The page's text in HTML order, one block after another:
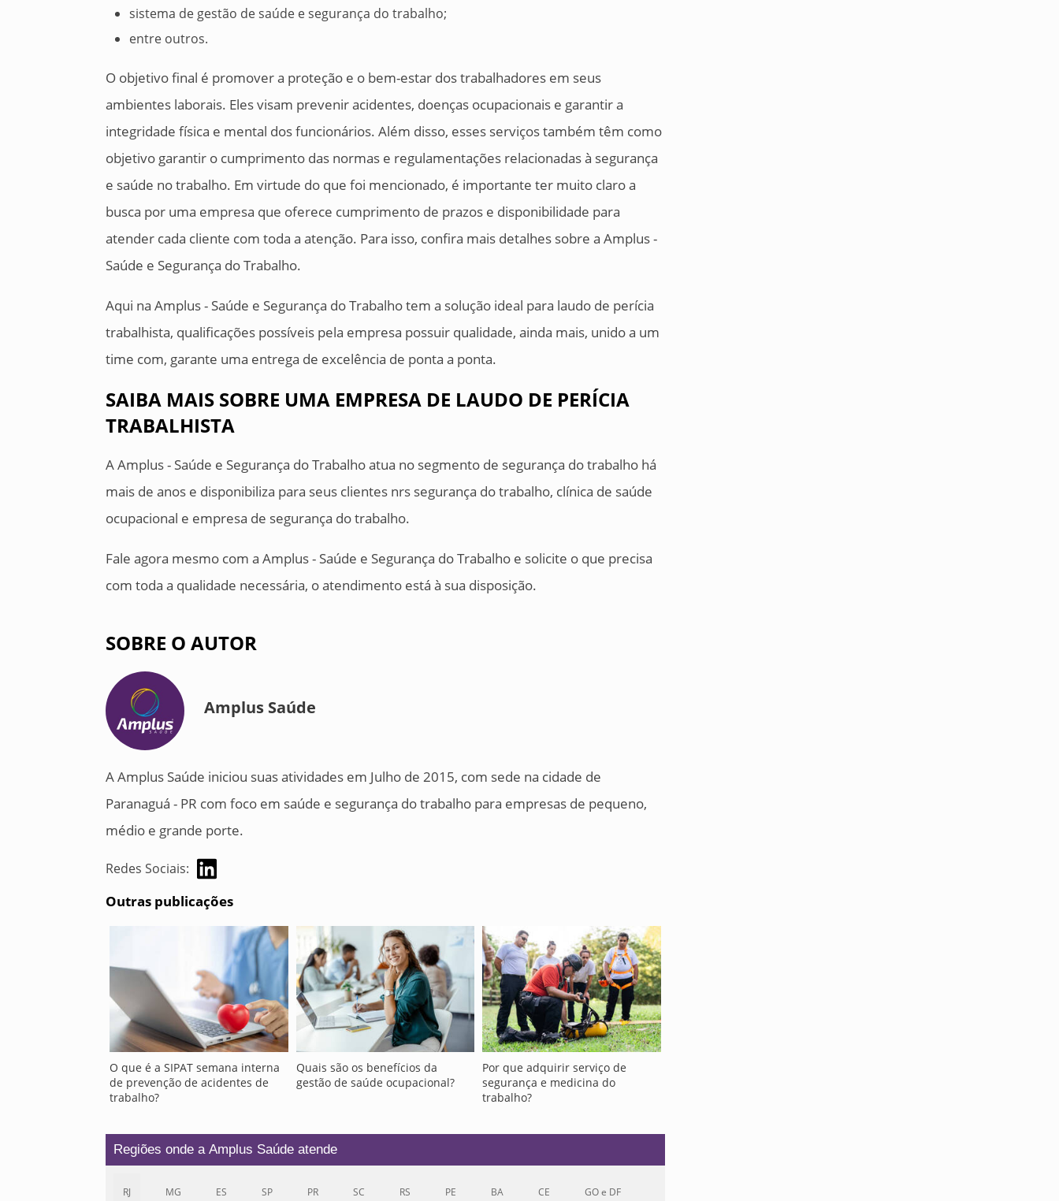
sistema de gestão de saúde e segurança do trabalho;
entre outros.
O objetivo final é promover a proteção e o bem-estar dos trabalhadores em seus
ambientes laborais. Eles visam prevenir acidentes, doenças ocupacionais e garantir a
integridade física e mental dos funcionários. Além disso, esses serviços também têm como
objetivo garantir o cumprimento das normas e regulamentações relacionadas à segurança
e saúde no trabalho. Em virtude do que foi mencionado, é importante ter muito claro a
busca por uma empresa que oferece cumprimento de prazos e disponibilidade para
atender cada cliente com toda a atenção. Para isso, confira mais detalhes sobre a Amplus -
Saúde e Segurança do Trabalho.
Aqui na Amplus - Saúde e Segurança do Trabalho tem a solução ideal para laudo de perícia
trabalhista, qualificações possíveis pela empresa possuir qualidade, ainda mais, unido a um
time com, garante uma entrega de excelência de ponta a ponta.
SAIBA MAIS SOBRE UMA EMPRESA DE LAUDO DE PERÍCIA
TRABALHISTA
A Amplus - Saúde e Segurança do Trabalho atua no segmento de segurança do trabalho há
mais de anos e disponibiliza para seus clientes nrs segurança do trabalho, clínica de saúde
ocupacional e empresa de segurança do trabalho.
Fale agora mesmo com a Amplus - Saúde e Segurança do Trabalho e solicite o que precisa
com toda a qualidade necessária, o atendimento está à sua disposição.
SOBRE O AUTOR
Amplus Saúde
A Amplus Saúde iniciou suas atividades em Julho de 2015, com sede na cidade de
Paranaguá - PR com foco em saúde e segurança do trabalho para empresas de pequeno,
médio e grande porte.
Redes Sociais:
Outras publicações
O que é a SIPAT semana interna
de prevenção de acidentes de
trabalho?
Quais são os benefícios da
gestão de saúde ocupacional?
Por que adquirir serviço de
segurança e medicina do
trabalho?
Regiões onde a Amplus Saúde atende
RJ MG ES SP PR SC RS PE BA CE GO e DF